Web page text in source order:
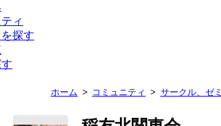
ィ
探す
ホーム コミュニティ サークル、ゼミ